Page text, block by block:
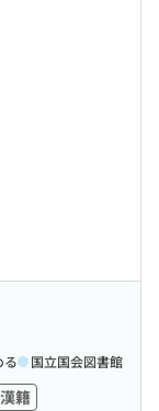
籍
る 国立国会図書館